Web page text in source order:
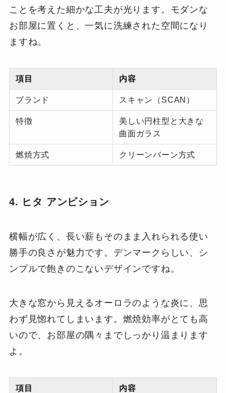
ことを考えた細かな工夫が光ります。モダンな
お部屋に置くと、一気に洗練された空間になり
ますね。
項目 内容
ブランド スキャン（SCAN）
特徴
美しい円柱型と大きな
曲面ガラス
燃焼方式 クリーンバーン方式
4. ヒタ アンビション
横幅が広く、長い薪もそのまま入れられる使い
勝手の良さが魅力です。デンマークらしい、シ
ンプルで飽きのこないデザインですね。
大きな窓から見えるオーロラのような炎に、思
わず見惚れてしまいます。燃焼効率がとても高
いので、お部屋の隅々までしっかり温まります
よ。
項目 内容